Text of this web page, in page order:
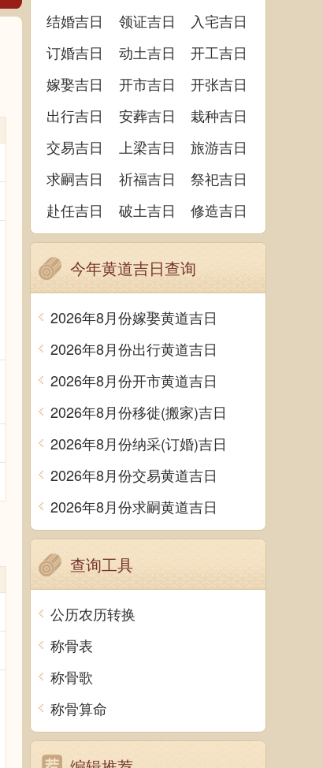
结婚吉日
领证吉日
入宅吉日
订婚吉日
动土吉日
开工吉日
嫁娶吉日
开市吉日
开张吉日
出行吉日
安葬吉日
栽种吉日
交易吉日
上梁吉日
旅游吉日
求嗣吉日
祈福吉日
祭祀吉日
赴任吉日
破土吉日 修造吉日
今年黄道吉日查询
2026年8月份嫁娶黄道吉日
2026年8月份出行黄道吉日
2026年8月份开市黄道吉日
2026年8月份移徙(搬家)吉日
2026年8月份纳采(订婚)吉日
2026年8月份交易黄道吉日
2026年8月份求嗣黄道吉日
查询工具
公历农历转换
称骨表
称骨歌
称骨算命